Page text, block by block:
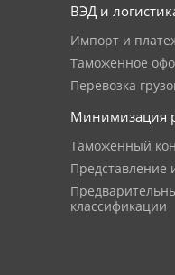
ВЭД и
Импорт и
Таможенное
Перевозка
Минимизация
Таможенный
Представление
классификации